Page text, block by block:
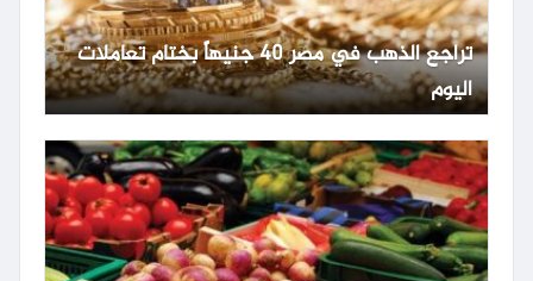
تراجع الذهب في مصر 40 جنيهاً بختام تعاملات
اليوم